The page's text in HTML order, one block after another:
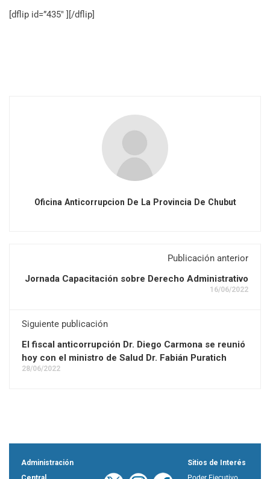
[dflip id=”435″ ][/dflip]
Oficina Anticorrupcion De La Provincia De Chubut
Publicación anterior
Jornada Capacitación sobre Derecho Administrativo
16/06/2022
Siguiente publicación
El fiscal anticorrupción Dr. Diego Carmona se reunió
hoy con el ministro de Salud Dr. Fabián Puratich
28/06/2022
Administración
Sitios de Interés